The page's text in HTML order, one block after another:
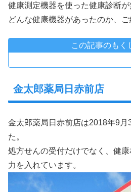
健康測定機器を使った健康診断が
どんな健康機器があったのか、ご
この記事のもく
金太郎薬局日赤前店
金太郎薬局日赤前店は2018年9月
た。
処方せんの受付だけでなく、健
力を入れています。